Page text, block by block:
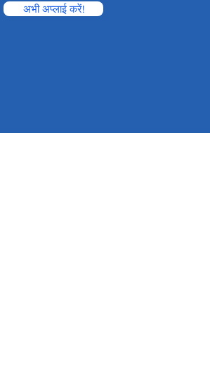
अभी अप्लाई करें!